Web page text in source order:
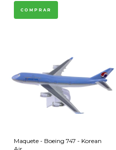
Maquete - Boeing 747 - Korean